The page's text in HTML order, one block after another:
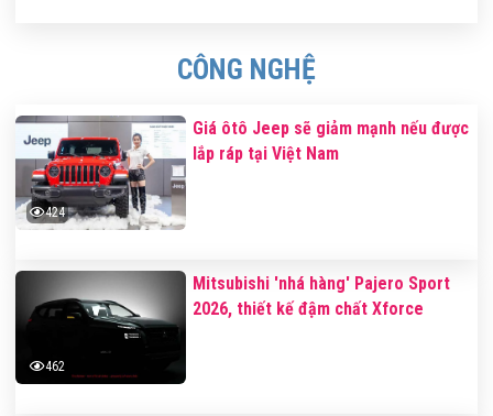
CÔNG NGHỆ
424
Giá ôtô Jeep sẽ giảm mạnh nếu được
lắp ráp tại Việt Nam
462
Mitsubishi 'nhá hàng' Pajero Sport
2026, thiết kế đậm chất Xforce